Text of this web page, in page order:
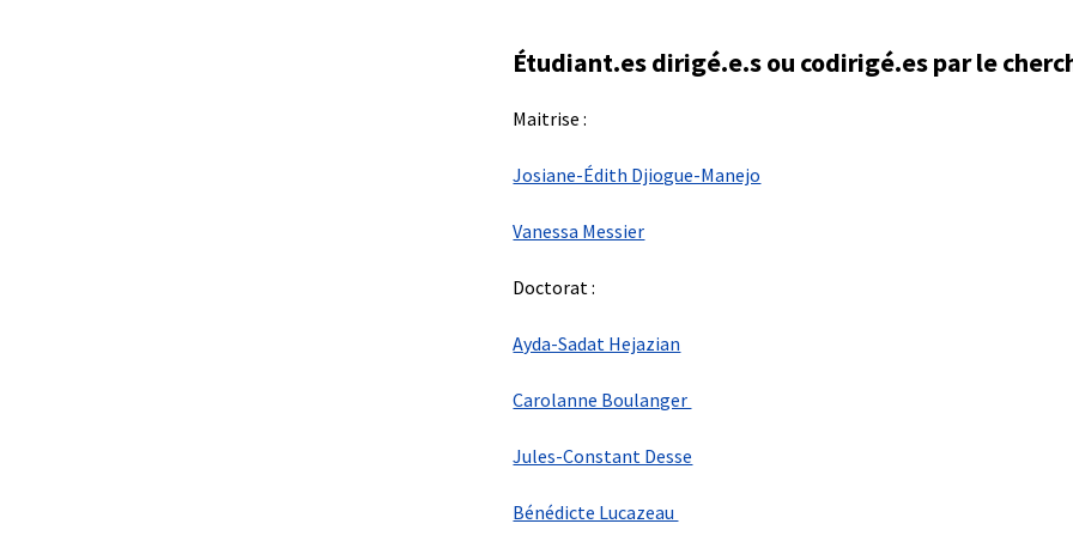
Étudiant.es dirigé.e.s ou codirigé.es par le
Maitrise :
Josiane-Édith Djiogue-Manejo
Vanessa Messier
Doctorat :
Ayda-Sadat Hejazian
Carolanne Boulanger
Jules-Constant Desse
Bénédicte Lucazeau